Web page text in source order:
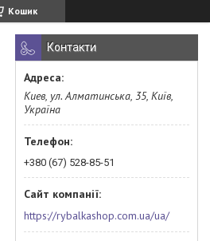
Кошик
Контакти
Киев, ул. Алматинська, 35, Київ,
Україна
+380 (67) 528-85-51
https://rybalkashop.com.ua/ua/